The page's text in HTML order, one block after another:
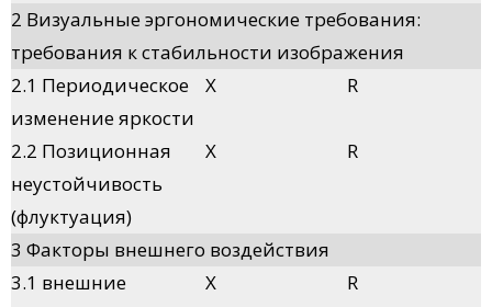
2 Визуальные эргономические требования:
требования к стабильности изображения
2.1 Периодическое
изменение яркости
X R
2.2 Позиционная
неустойчивость
(флуктуация)
X R
3 Факторы внешнего воздействия
3.1 внешние
X R